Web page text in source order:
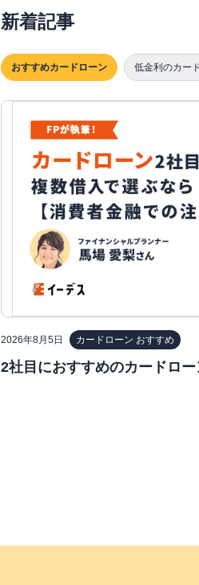
新着記事
おすすめカードローン 低金利のカー
2026年8月5日 カードローン おすすめ
2社目におすすめのカードロ